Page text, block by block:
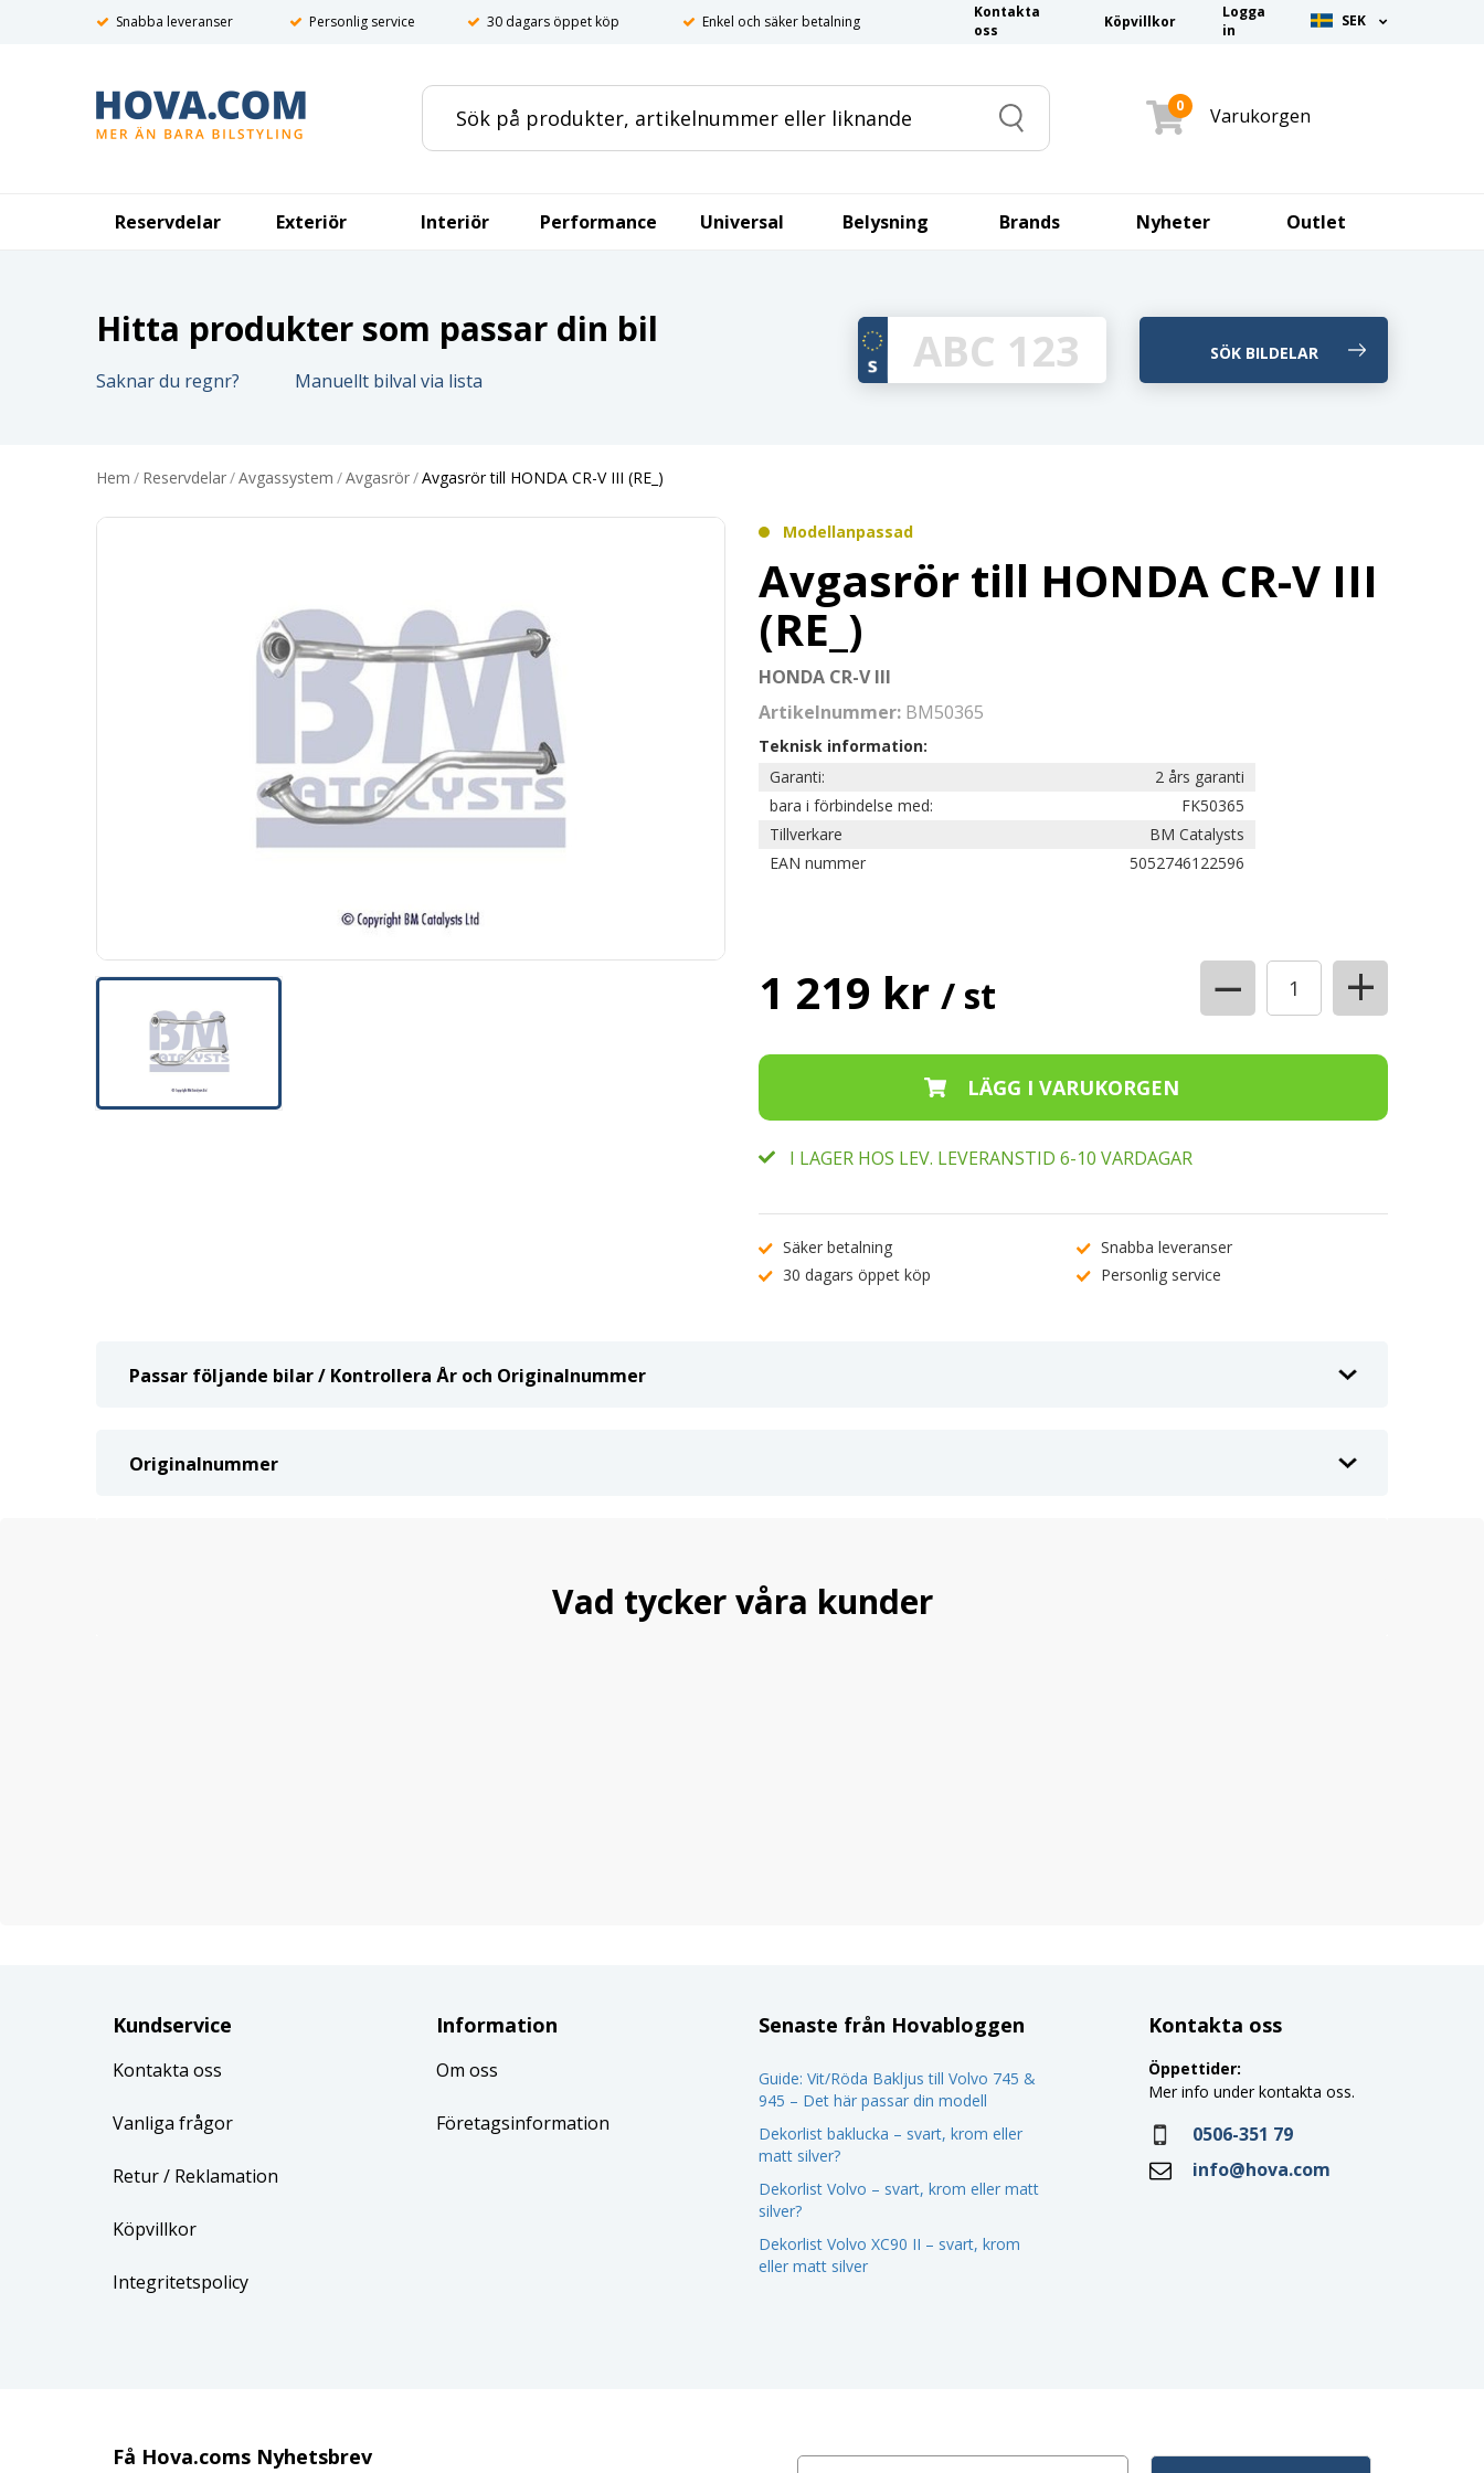
Snabba leveranser Personlig service 30 dagars öppet köp Enkel och säker betalning
Kontakta
oss
Köpvillkor
Logga
in
SEK
Search
0 Varukorgen
Reservdelar Exteriör Interiör Performance Universal Belysning Brands Nyheter Outlet
Hitta produkter som passar din bil
Saknar du regnr? Manuellt bilval via lista
Hem / Reservdelar/Avgassystem /Avgasrör/Avgasrör till HONDA CR-V III (RE_)
Modellanpassad
Avgasrör till HONDA CR-V III
(RE_)
HONDA CR-V III
Artikelnummer: BM50365
Teknisk information:
Garanti:
2 års garanti
bara i förbindelse med:
FK50365
Tillverkare
BM Catalysts
EAN nummer
5052746122596
1 219 kr / st − +
I LAGER HOS LEV. LEVERANSTID 6-10 VARDAGAR
Säker betalning
Snabba leveranser
30 dagars öppet köp
Personlig service
Passar följande bilar / Kontrollera År och Originalnummer
Originalnummer
Vad tycker våra kunder
Kundservice
Kontakta oss
Vanliga frågor
Retur/ Reklamation
Köpvillkor
Integritetspolicy
Information
Om oss
Företagsinformation
Senaste från Hovabloggen
Guide: Vit/Röda Bakljus till Volvo 745 &
945 – Det här passar din modell
Dekorlist baklucka – svart, krom eller
matt silver?
Dekorlist Volvo – svart, krom eller matt
silver?
Dekorlist Volvo XC90 II – svart, krom
eller matt silver
Kontakta oss
Öppettider:
Mer info under kontakta oss.
0506-351 79
info@hova.com
Få Hova.coms Nyhetsbrev